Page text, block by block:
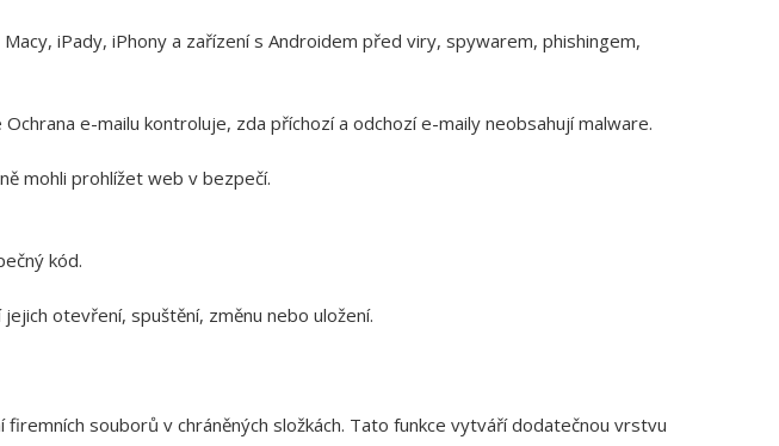
iPady, iPhony a zařízení s Androidem před viry, spywarem, phishingem,
e-mailu kontroluje, zda příchozí a odchozí e-maily neobsahují malware.
mohli prohlížet web v bezpečí.
kód.
otevření, spuštění, změnu nebo uložení.
souborů v chráněných složkách. Tato funkce vytváří dodatečnou vrstvu